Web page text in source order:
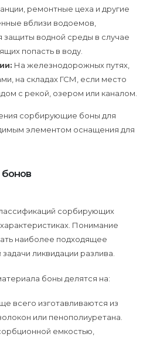
ремонтные цеха и другие
вблизи водоемов,
защиты водной среды в случае
попасть в воду.
На железнодорожных путях,
на складах ГСМ, если место
с рекой, озером или каналом.
сорбирующие боны для
элементом оснащения для
сорбирующих
Понимание
наиболее подходящее
ликвидации разлива.
боны делятся на:
всего изготавливаются из
или пенополиуретана.
емкостью,